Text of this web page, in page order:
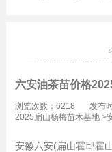
六安油茶苗价格
浏览次数：6218
发布
2025扁山杨梅苗木基地>
安徽六安(扁山霍邱霍